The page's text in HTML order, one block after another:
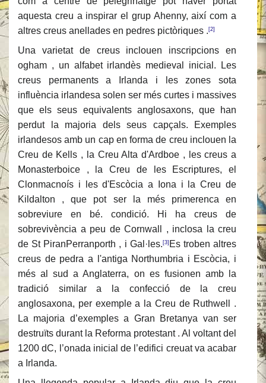
aquesta creu a inspirar el grup Ahenny, així com a
altres creus anellades en pedres pictòriques . [2]
Una varietat de creus inclouen inscripcions en
ogham , un alfabet irlandès medieval inicial. Les
creus permanents a Irlanda i les zones sota
influència irlandesa solen ser més curtes i massives
que els seus equivalents anglosaxons, que han
perdut la majoria dels seus capçals. Exemples
irlandesos amb un cap en forma de creu inclouen la
Creu de Kells , la Creu Alta d'Ardboe , les creus a
Monasterboice , la Creu de les Escriptures, el
Clonmacnoís i les d'Escòcia a Iona i la Creu de
Kildalton , que pot ser la més primerenca en
sobreviure en bé. condició. Hi ha creus de
sobrevivència a peu de Cornwall , inclosa la creu
de St PiranPerranporth , i Gal·les. [3] Es troben altres
creus de pedra a l'antiga Northumbria i Escòcia, i
més al sud a Anglaterra, on es fusionen amb la
tradició similar a la confecció de la creu
anglosaxona, per exemple a la Creu de Ruthwell .
La majoria d’exemples a Gran Bretanya van ser
destruïts durant la Reforma protestant . Al voltant del
1200 dC, l’onada inicial de l’edifici creuat va acabar
a Irlanda.